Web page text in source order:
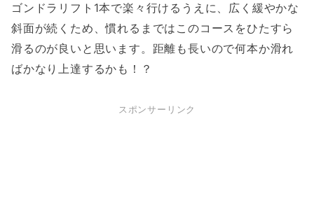
ゴンドラリフト1本で楽々行けるうえに、広く緩やかな
斜面が続くため、慣れるまではこのコースをひたすら
滑るのが良いと思います。距離も長いので何本か滑れ
ばかなり上達するかも！？
スポンサーリンク